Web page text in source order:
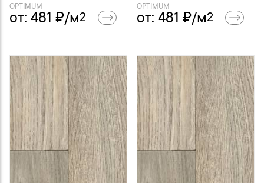
OPTIMUM
от: 481 ₽/м2
OPTIMUM
от: 481 ₽/м2